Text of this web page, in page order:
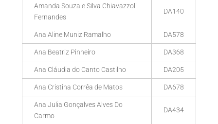
Amanda Souza e Silva Chiavazzoli
Fernandes
DA140
Ana Aline Muniz Ramalho DA578
Ana Beatriz Pinheiro DA368
Ana Cláudia do Canto Castilho DA205
Ana Cristina Corrêa de Matos DA678
Ana Julia Gonçalves Alves Do
Carmo
DA434